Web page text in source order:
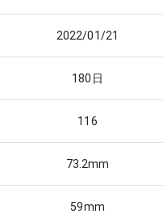
2022/01/21
180 日
116
73.2mm
59mm